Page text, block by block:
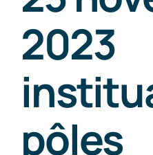
2023
pôles